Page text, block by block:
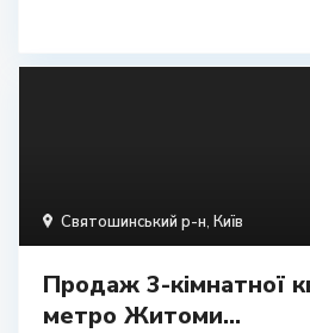
Святошинський р-н, Київ
Продаж 3-кімнатної
метро Житоми...